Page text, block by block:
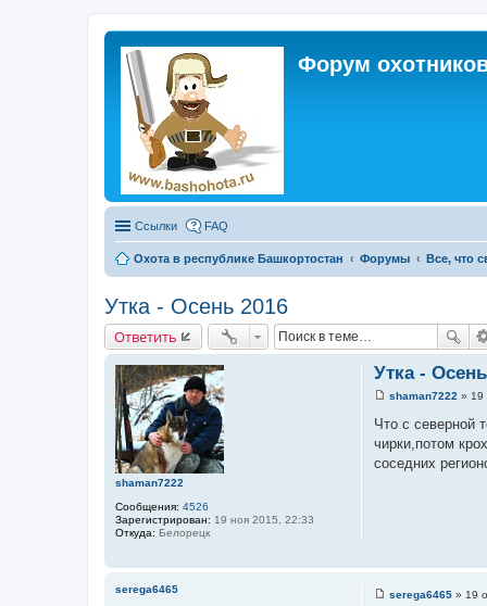
Форум
Ссылки FAQ
Охота в республике Башкортостан Форумы Все, что
Утка - Осень 2016
Ответить
shaman7222
Сообщения: 4526
Зарегистрирован: 19 ноя 2015, 22:33
Откуда: Белорецк
Утка -
о
б
е
shaman7222 » 19
Что с северной
чирки,потом
соседних
serega6465
serega6465» 19